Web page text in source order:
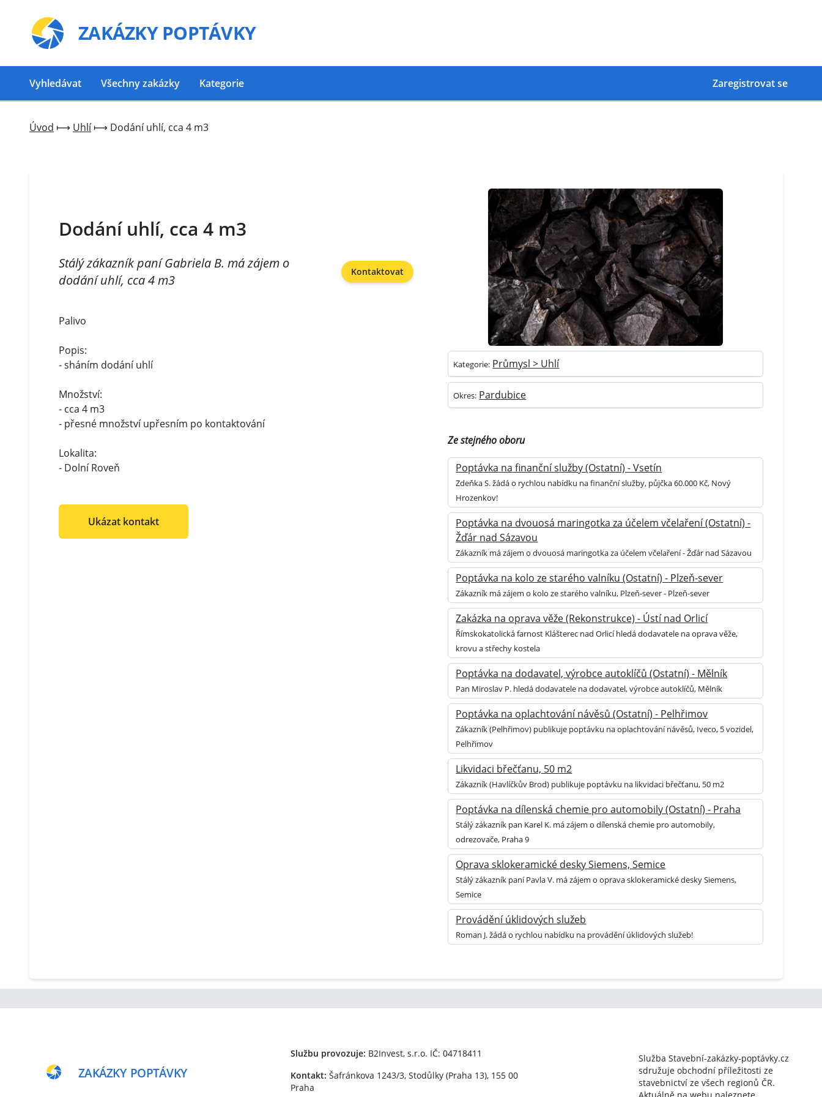
ZAKÁZKY POPTÁVKY
Vyhledávat Všechny zakázky Kategorie Zaregistrovat se
Úvod ⟼ Uhlí⟼ Dodání uhlí, cca 4 m3
Dodání uhlí, cca 4 m3
Stálý zákazník paní Gabriela B. má zájem o
dodání uhlí, cca 4 m3
Kontaktovat
Palivo
Popis:
- sháním dodání uhlí
Množství:
- cca 4 m3
- přesné množství upřesním po kontaktování
Lokalita:
- Dolní Roveň
Ukázat kontakt
Kategorie: Průmysl > Uhlí
Okres: Pardubice
Ze stejného oboru
Poptávka na finanční služby (Ostatní) - Vsetín
Zdeňka S. žádá o rychlou nabídku na finanční služby, půjčka 60.000 Kč, Nový
Hrozenkov!
Poptávka na dvouosá maringotka za účelem včelaření (Ostatní) -
Žďár nad Sázavou
Zákazník má zájem o dvouosá maringotka za účelem včelaření - Žďár nad Sázavou
Poptávka na kolo ze starého valníku (Ostatní) - Plzeň-sever
Zákazník má zájem o kolo ze starého valníku, Plzeň-sever - Plzeň-sever
Zakázka na oprava věže (Rekonstrukce) - Ústí nad Orlicí
Římskokatolická farnost Klášterec nad Orlicí hledá dodavatele na oprava věže,
krovu a střechy kostela
Poptávka na dodavatel, výrobce autoklíčů (Ostatní) - Mělník
Pan Miroslav P. hledá dodavatele na dodavatel, výrobce autoklíčů, Mělník
Poptávka na oplachtování návěsů (Ostatní) - Pelhřimov
Zákazník (Pelhřimov) publikuje poptávku na oplachtování návěsů, Iveco, 5 vozidel,
Pelhřimov
Likvidaci břečťanu, 50 m2
Zákazník (Havlíčkův Brod) publikuje poptávku na likvidaci břečťanu, 50 m2
Poptávka na dílenská chemie pro automobily (Ostatní) - Praha
Stálý zákazník pan Karel K. má zájem o dílenská chemie pro automobily,
odrezovače, Praha 9
Oprava sklokeramické desky Siemens, Semice
Stálý zákazník paní Pavla V. má zájem o oprava sklokeramické desky Siemens,
Semice
Provádění úklidových služeb
Roman J. žádá o rychlou nabídku na provádění úklidových služeb!
ZAKÁZKY POPTÁVKY
Službu provozuje: B2Invest, s.r.o. IČ: 04718411
Kontakt: Šafránkova 1243/3, Stodůlky (Praha 13), 155 00
Praha
Služba Stavební-zakázky-poptávky.cz
sdružuje obchodní příležitosti ze
stavebnictví ze všech regionů ČR.
Aktuálně na webu naleznete